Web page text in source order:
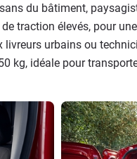
du bâtiment,
traction élevés, pour
urbains ou
kg, idéale pour